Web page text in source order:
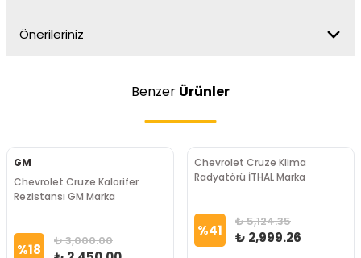
Önerileriniz
Benzer Ürünler
GM
Chevrolet Cruze Kalorifer
Rezistansı GM Marka
%18 ₺ 3,000.00
Chevrolet Cruze Klima
Radyatörü İTHAL Marka
%41 ₺ 5,124.35
₺ 2,999.26